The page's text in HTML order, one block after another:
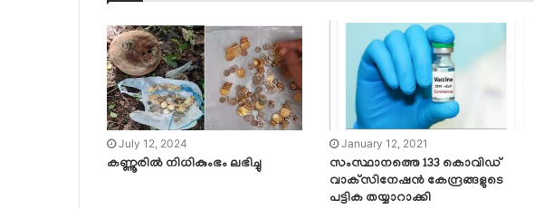
July 12, 2024
കണ്ണൂരിൽ നിധികുംഭം ലഭിച്ചു
January 12, 2021
സംസ്ഥാനത്തെ 133 കൊവിഡ്
വാക്‌സിനേഷന്‍ കേന്ദ്രങ്ങളുടെ
പട്ടിക തയ്യാറാക്കി